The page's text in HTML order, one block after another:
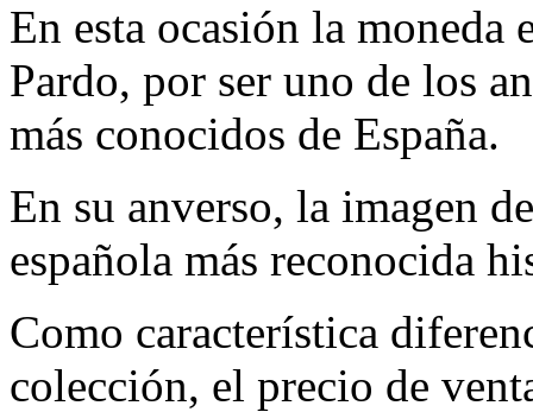
En esta ocasión la moneda
Pardo, por ser uno de los
más conocidos de España.
En su anverso, la imagen
española más reconocida
Como característica
colección, el precio de